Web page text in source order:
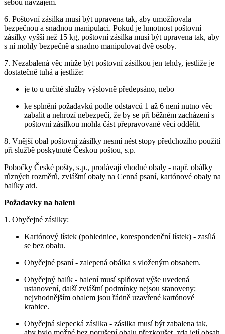
6. Poštovní zásilka musí být upravena tak, aby umožňovala
bezpečnou a snadnou manipulaci. Pokud je hmotnost poštovní
zásilky vyšší než 15 kg, poštovní zásilka musí být upravena tak, aby
s ní mohly bezpečně a snadno manipulovat dvě osoby.
7. Nezabalená věc může být poštovní zásilkou jen tehdy, jestliže je
dostatečně tuhá a jestliže:
je to u určité služby výslovně předepsáno, nebo
ke splnění požadavků podle odstavců 1 až 6 není nutno věc
zabalit a nehrozí nebezpečí, že by se při běžném zacházení s
poštovní zásilkou mohla část přepravované věci oddělit.
8. Vnější obal poštovní zásilky nesmí nést stopy předchozího použití
při službě poskytnuté Českou poštou, s.p.
Pobočky České pošty, s.p., prodávají vhodné obaly - např. obálky
různých rozměrů, zvláštní obaly na Cenná psaní, kartónové obaly na
balíky atd.
Požadavky na balení
1. Obyčejné zásilky:
Kartónový lístek (pohlednice, korespondenční lístek) - zasílá
se bez obalu.
Obyčejné psaní - zalepená obálka s vloženým obsahem.
Obyčejný balík - balení musí splňovat výše uvedená
ustanovení, další zvláštní podmínky nejsou stanoveny;
nejvhodnějším obalem jsou řádně uzavřené kartónové
krabice.
Obyčejná slepecká zásilka - zásilka musí být zabalena tak,